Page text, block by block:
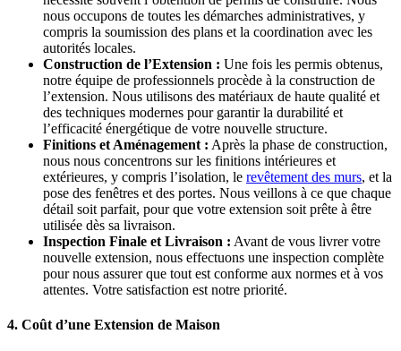
nous occupons de toutes les démarches administratives, y
compris la soumission des plans et la coordination avec les
autorités locales.
Construction de l’Extension : Une fois les permis obtenus,
notre équipe de professionnels procède à la construction de
l’extension. Nous utilisons des matériaux de haute qualité et
des techniques modernes pour garantir la durabilité et
l’efficacité énergétique de votre nouvelle structure.
Finitions et Aménagement : Après la phase de construction,
nous nous concentrons sur les finitions intérieures et
extérieures, y compris l’isolation, le revêtement des murs, et la
pose des fenêtres et des portes. Nous veillons à ce que chaque
détail soit parfait, pour que votre extension soit prête à être
utilisée dès sa livraison.
Inspection Finale et Livraison : Avant de vous livrer votre
nouvelle extension, nous effectuons une inspection complète
pour nous assurer que tout est conforme aux normes et à vos
attentes. Votre satisfaction est notre priorité.
4. Coût d’une Extension de Maison